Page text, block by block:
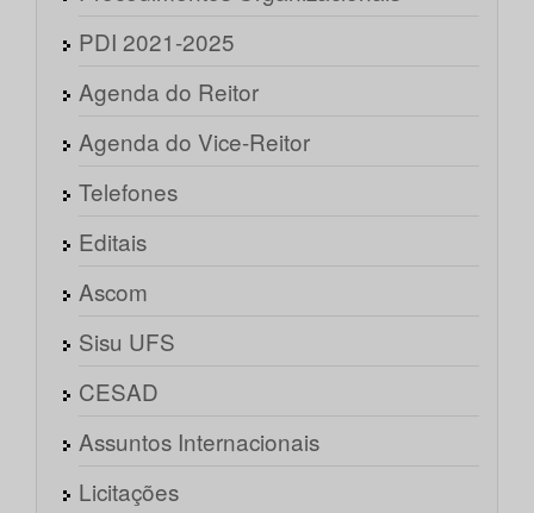
PDI 2021-2025
Agenda do Reitor
Agenda do Vice-Reitor
Telefones
Editais
Ascom
Sisu UFS
CESAD
Assuntos Internacionais
Licitações